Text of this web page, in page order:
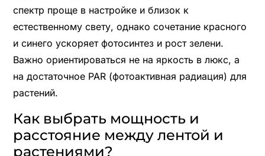
спектр проще в настройке и близок к
естественному свету, однако сочетание красного
и синего ускоряет фотосинтез и рост зелени.
Важно ориентироваться не на яркость в люкс, а
на достаточное PAR (фотоактивная радиация) для
растений.
Как выбрать мощность и
расстояние между лентой и
растениями?